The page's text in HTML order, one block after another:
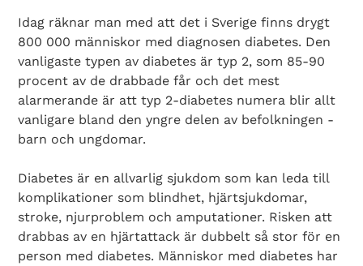
Idag räknar man med att det i Sverige finns drygt
800 000 människor med diagnosen diabetes. Den
vanligaste typen av diabetes är typ 2, som 85-90
procent av de drabbade får och det mest
alarmerande är att typ 2-diabetes numera blir allt
vanligare bland den yngre delen av befolkningen -
barn och ungdomar.
Diabetes är en allvarlig sjukdom som kan leda till
komplikationer som blindhet, hjärtsjukdomar,
stroke, njurproblem och amputationer. Risken att
drabbas av en hjärtattack är dubbelt så stor för en
person med diabetes. Människor med diabetes har